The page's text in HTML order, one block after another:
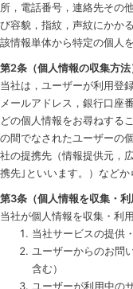
所，電話番号，連絡先その
び容貌，指紋，声紋にかか
該情報単体から特定の個人
第2条（個人情報の収集方法
当社は，ユーザーが利用登
メールアドレス，銀行口座
どの個人情報をお尋ねする
の間でなされたユーザーの
社の提携先（情報提供元，
携先｣といいます。）などか
第3条（個人情報を収集・利
当社が個人情報を収集・利
当社サービスの提供
ユーザーからのお問
含む）
ユーザーが利用中の